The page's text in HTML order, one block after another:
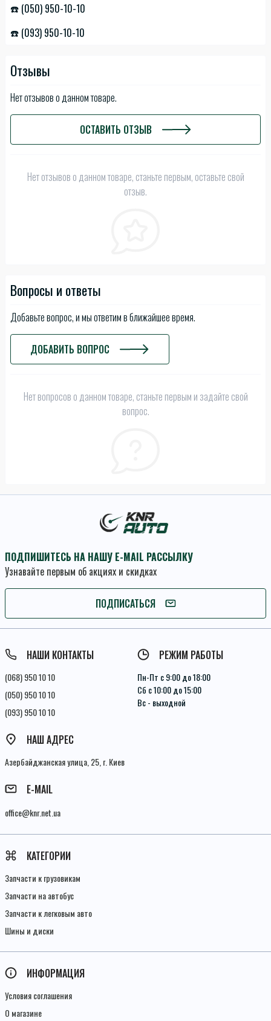
☎️ (050) 950-10-10
☎️ (093) 950-10-10
Отзывы
Нет отзывов о данном товаре.
ОСТАВИТЬ ОТЗЫВ
Нет отзывов о данном товаре, станьте первым, оставьте свой
отзыв.
Вопросы и ответы
Добавьте вопрос, и мы ответим в ближайшее время.
ДОБАВИТЬ ВОПРОС
Нет вопросов о данном товаре, станьте первым и задайте свой
вопрос.
ПОДПИШИТЕСЬ НА НАШУ E-MAIL РАССЫЛКУ
Узнавайте первым об акциях и скидках
ПОДПИСАТЬСЯ
ПОДПИСАТЬСЯ
Условия соглашения
НАШИ КОНТАКТЫ
(068) 950 10 10
(050) 950 10 10
(093) 950 10 10
РЕЖИМ РАБОТЫ
Пн-Пт с 9:00 до 18:00
Сб с 10:00 до 15:00
Вс - выходной
НАШ АДРЕС
Азербайджанская улица, 25, г. Киев
E-MAIL
office@knr.net.ua
КАТЕГОРИИ
Запчасти к грузовикам
Запчасти на автобус
Запчасти к легковым авто
Шины и диски
ИНФОРМАЦИЯ
Условия соглашения
О магазине